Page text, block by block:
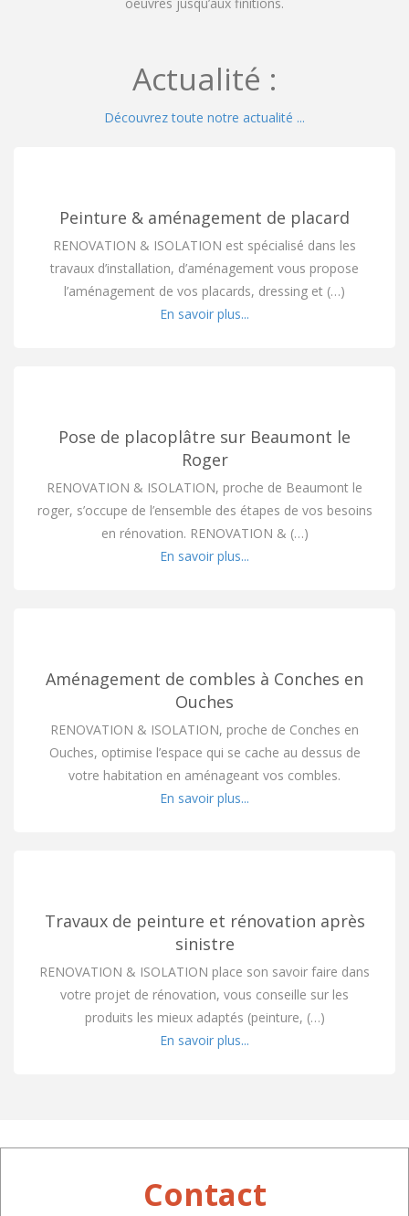
Actualité :
Découvrez toute notre actualité ...
Peinture & aménagement de placard
RENOVATION & ISOLATION est spécialisé dans les
travaux d’installation, d’aménagement vous propose
l’aménagement de vos placards, dressing et (…)
En savoir plus...
Pose de placoplâtre sur Beaumont le
Roger
RENOVATION & ISOLATION, proche de Beaumont le
roger, s’occupe de l’ensemble des étapes de vos besoins
en rénovation. RENOVATION & (…)
En savoir plus...
Aménagement de combles à Conches en
Ouches
RENOVATION & ISOLATION, proche de Conches en
Ouches, optimise l’espace qui se cache au dessus de
votre habitation en aménageant vos combles.
En savoir plus...
Travaux de peinture et rénovation après
sinistre
RENOVATION & ISOLATION place son savoir faire dans
votre projet de rénovation, vous conseille sur les
produits les mieux adaptés (peinture, (…)
En savoir plus...
Contact